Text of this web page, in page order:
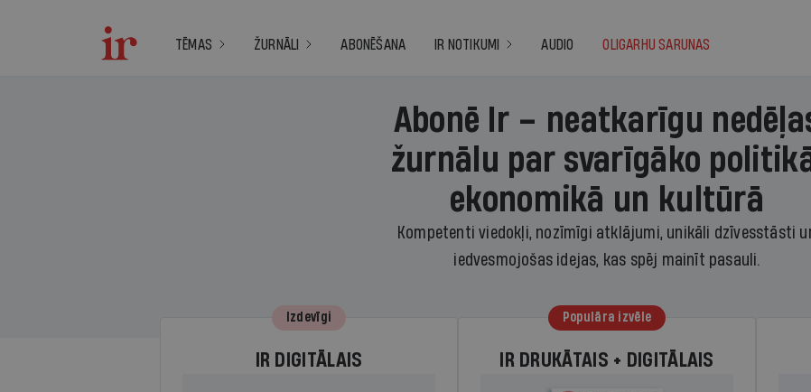
TĒMAS ŽURNĀLI ABONĒŠANA IR NOTIKUMI AUDIO OLIGARHU SARUNAS
Abonē Ir – neatkarīgu
žurnālu par svarīgāko
ekonomikā un kultūrā
Kompetenti viedokļi, nozīmīgi atklājumi, unikāli dzīvesstāsti
iedvesmojošas idejas, kas spēj mainīt pasauli.
Izdevīgi
IR DIGITĀLAIS
Populāra izvēle
IR DRUKĀTAIS + DIGITĀLAIS